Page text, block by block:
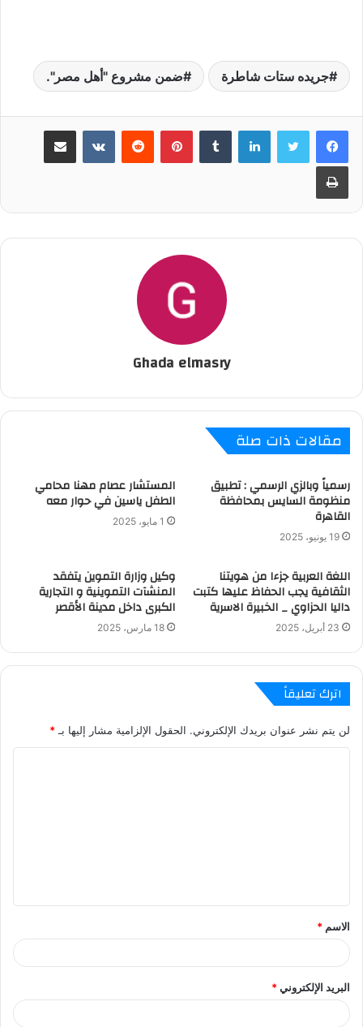
جريده ستات شاطرة ضمن مشروع "أهل مصر".
لينكدإن بينتيريست
Ghada elmasry
مقالات ذات صلة
رسمياً وبالزي الرسمي : تطبيق
منظومة السايس بمحافظة
القاهرة
19 يونيو، 2025
المستشار عصام مهنا محامي
الطفل ياسين في حوار معه
1 مايو، 2025
اللغة العربية جزءا من هويتنا
الثقافية يجب الحفاظ عليها كتبت
داليا الحزاوي _ الخبيرة الاسرية
23 أبريل، 2025
وكيل وزارة التموين يتفقد
المنشآت التموينية و التجارية
الكبرى داخل مدينة الأقصر
18 مارس، 2025
اترك تعليقاً
لن يتم نشر عنوان بريدك الإلكتروني. الحقول الإلزامية مشار إليها بـ *
ق
*
الاسم *
البريد الإلكتروني*